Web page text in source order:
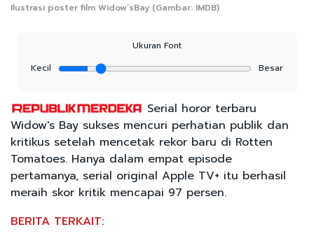
Ilustrasi poster film Widow’sBay (Gambar: IMDB)
Ukuran Font
Kecil
Besar
Serial horor terbaru
Widow's Bay sukses mencuri perhatian publik dan
kritikus setelah mencetak rekor baru di Rotten
Tomatoes. Hanya dalam empat episode
pertamanya, serial original Apple TV+ itu berhasil
meraih skor kritik mencapai 97 persen.
BERITA TERKAIT: